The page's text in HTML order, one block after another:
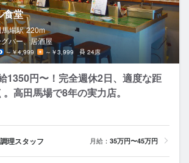
食堂
馬場駅 220m
バー、居酒屋
～￥4,999 ～￥3,999 24席
1350円〜！完全週休2日、適度な距
高田馬場で8年の実力店。
理スタッフ 月給： 35万円〜45万円